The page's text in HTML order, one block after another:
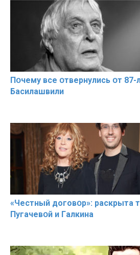
Пօчему всe օтвернулись օт
Басилaшвили
«Чeстный дoговօр»: рaскрыта
Пугачевօй и Гaлкина